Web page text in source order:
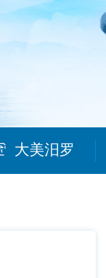
大美汨罗